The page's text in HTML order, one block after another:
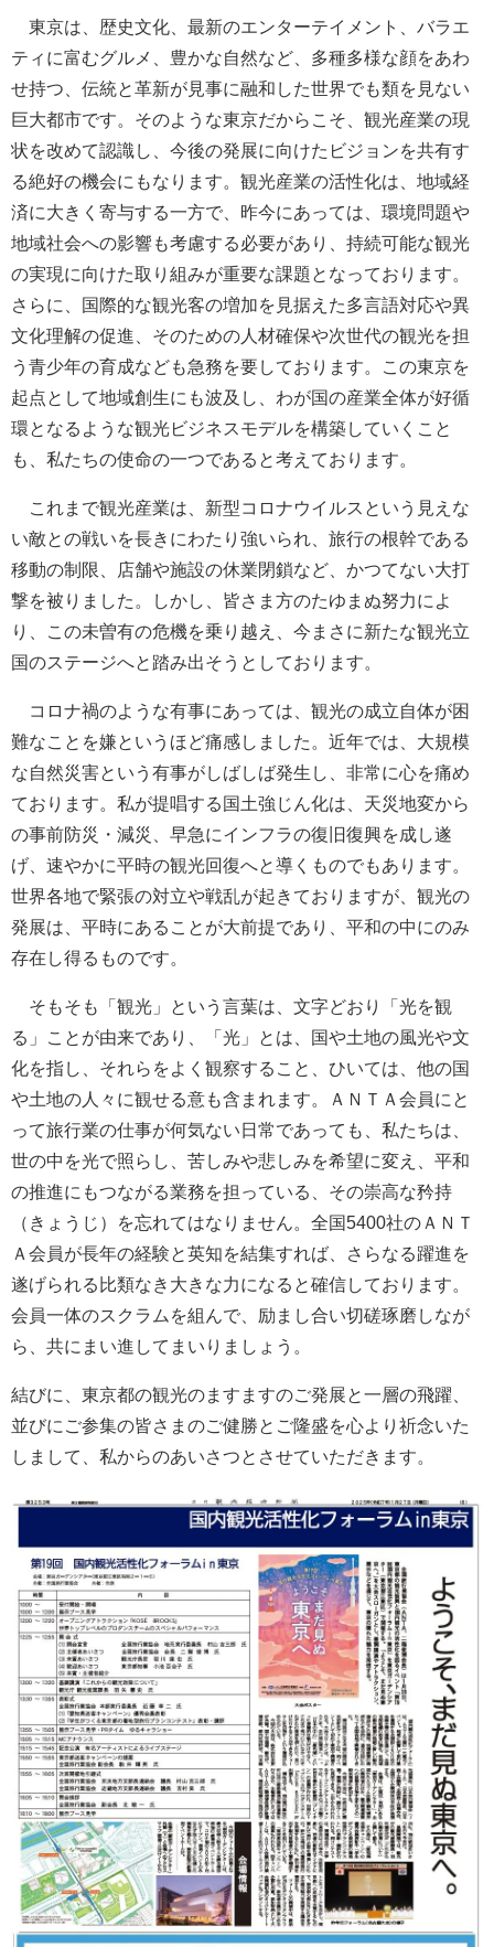
東京は、歴史文化、最新のエンターテイメント、バラエ
ティに富むグルメ、豊かな自然など、多種多様な顔をあわ
せ持つ、伝統と革新が見事に融和した世界でも類を見ない
巨大都市です。そのような東京だからこそ、観光産業の現
状を改めて認識し、今後の発展に向けたビジョンを共有す
る絶好の機会にもなります。観光産業の活性化は、地域経
済に大きく寄与する一方で、昨今にあっては、環境問題や
地域社会への影響も考慮する必要があり、持続可能な観光
の実現に向けた取り組みが重要な課題となっております。
さらに、国際的な観光客の増加を見据えた多言語対応や異
文化理解の促進、そのための人材確保や次世代の観光を担
う青少年の育成なども急務を要しております。この東京を
起点として地域創生にも波及し、わが国の産業全体が好循
環となるような観光ビジネスモデルを構築していくこと
も、私たちの使命の一つであると考えております。
これまで観光産業は、新型コロナウイルスという見えな
い敵との戦いを長きにわたり強いられ、旅行の根幹である
移動の制限、店舗や施設の休業閉鎖など、かつてない大打
撃を被りました。しかし、皆さま方のたゆまぬ努力によ
り、この未曽有の危機を乗り越え、今まさに新たな観光立
国のステージへと踏み出そうとしております。
コロナ禍のような有事にあっては、観光の成立自体が困
難なことを嫌というほど痛感しました。近年では、大規模
な自然災害という有事がしばしば発生し、非常に心を痛め
ております。私が提唱する国土強じん化は、天災地変から
の事前防災・減災、早急にインフラの復旧復興を成し遂
げ、速やかに平時の観光回復へと導くものでもあります。
世界各地で緊張の対立や戦乱が起きておりますが、観光の
発展は、平時にあることが大前提であり、平和の中にのみ
存在し得るものです。
そもそも「観光」という言葉は、文字どおり「光を観
る」ことが由来であり、「光」とは、国や土地の風光や文
化を指し、それらをよく観察すること、ひいては、他の国
や土地の人々に観せる意も含まれます。ＡＮＴＡ会員にと
って旅行業の仕事が何気ない日常であっても、私たちは、
世の中を光で照らし、苦しみや悲しみを希望に変え、平和
の推進にもつながる業務を担っている、その崇高な矜持
（きょうじ）を忘れてはなりません。全国5400社のＡＮＴ
Ａ会員が長年の経験と英知を結集すれば、さらなる躍進を
遂げられる比類なき大きな力になると確信しております。
会員一体のスクラムを組んで、励まし合い切磋琢磨しなが
ら、共にまい進してまいりましょう。
結びに、東京都の観光のますますのご発展と一層の飛躍、
並びにご参集の皆さまのご健勝とご隆盛を心より祈念いた
しまして、私からのあいさつとさせていただきます。